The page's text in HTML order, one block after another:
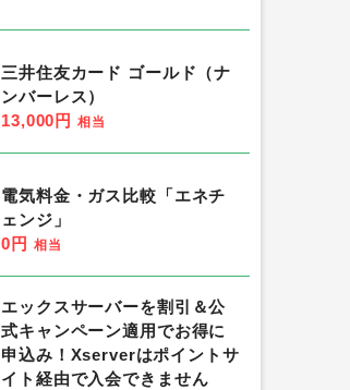
三井住友カード ゴールド（ナ
ンバーレス）
13,000円 相当
電気料金・ガス比較「エネチ
ェンジ」
0円 相当
エックスサーバーを割引＆公
式キャンペーン適用でお得に
申込み！Xserverはポイントサ
イト経由で入会できません